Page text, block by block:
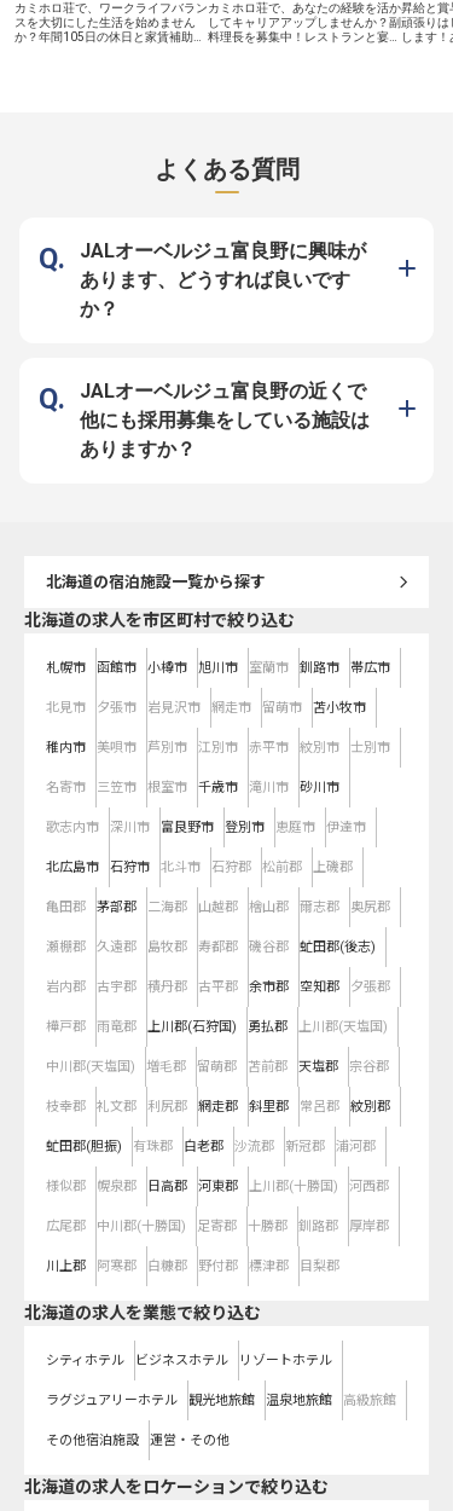
カミホロ荘で、ワークライフバラン
スを大切にした生活を始めません
か？年間105日の休日と家賃補助
ひご応募ください！※この求人は
2024年7月10日時点の情報です。
カミホロ荘で、あなたの経験を活か
してキャリアアップしませんか？副
料理長を募集中！レストランと宴会
せんか？※この求人は2024年7月10
日時点の情報です。
昇給と賞
頑張りは
します
よくある質問
JALオーベルジュ富良野に興味が
あります、どうすれば良いです
か？
JALオーベルジュ富良野の近くで
他にも採用募集をしている施設は
ありますか？
北海道の宿泊施設一覧から探す
北海道の求人を市区町村で絞り込む
札幌市 函館市 小樽市 旭川市 室蘭市 釧路市 帯広市
北見市 夕張市 岩見沢市 網走市 留萌市 苫小牧市
稚内市 美唄市 芦別市 江別市 赤平市 紋別市 士別市
名寄市 三笠市 根室市 千歳市 滝川市 砂川市
歌志内市 深川市 富良野市 登別市 恵庭市 伊達市
北広島市 石狩市 北斗市 石狩郡 松前郡 上磯郡
亀田郡 茅部郡 二海郡 山越郡 檜山郡 爾志郡 奥尻郡
瀬棚郡 久遠郡 島牧郡 寿都郡 磯谷郡 虻田郡(後志)
岩内郡 古宇郡 積丹郡 古平郡 余市郡 空知郡 夕張郡
樺戸郡 雨竜郡 上川郡(石狩国) 勇払郡 上川郡(天塩国)
中川郡(天塩国) 増毛郡 留萌郡 苫前郡 天塩郡 宗谷郡
枝幸郡 礼文郡 利尻郡 網走郡 斜里郡 常呂郡 紋別郡
虻田郡(胆振) 有珠郡 白老郡 沙流郡 新冠郡 浦河郡
様似郡 幌泉郡 日高郡 河東郡 上川郡(十勝国) 河西郡
広尾郡 中川郡(十勝国) 足寄郡 十勝郡 釧路郡 厚岸郡
川上郡 阿寒郡 白糠郡 野付郡 標津郡 目梨郡
北海道の求人を業態で絞り込む
シティホテル ビジネスホテル リゾートホテル
ラグジュアリーホテル 観光地旅館 温泉地旅館 高級旅館
その他宿泊施設 運営・その他
北海道の求人をロケーションで絞り込む